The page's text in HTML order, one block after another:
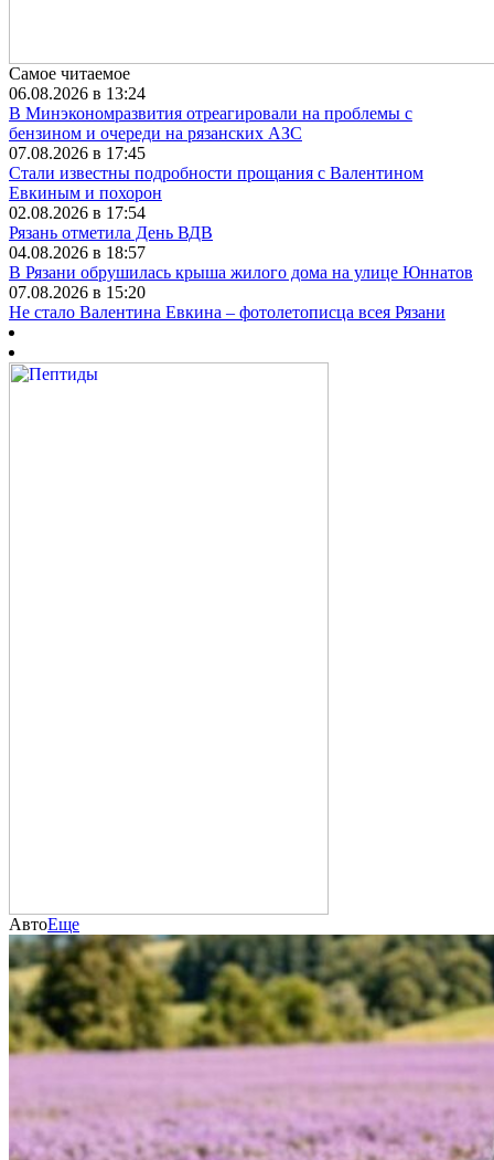
Самое читаемое
06.08.2026 в 13:24
В Минэкономразвития отреагировали на проблемы с
бензином и очереди на рязанских АЗС
07.08.2026 в 17:45
Стали известны подробности прощания с Валентином
Евкиным и похорон
02.08.2026 в 17:54
Рязань отметила День ВДВ
04.08.2026 в 18:57
В Рязани обрушилась крыша жилого дома на улице Юннатов
07.08.2026 в 15:20
Не стало Валентина Евкина – фотолетописца всея Рязани
АвтоЕще